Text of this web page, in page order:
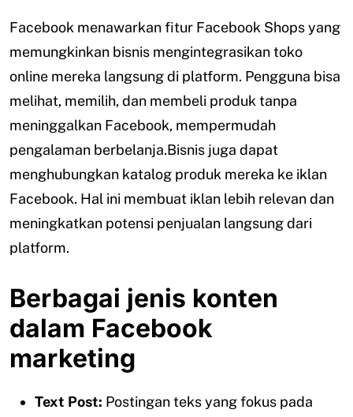
Facebook menawarkan fitur Facebook Shops yang
memungkinkan bisnis mengintegrasikan toko
online mereka langsung di platform. Pengguna bisa
melihat, memilih, dan membeli produk tanpa
meninggalkan Facebook, mempermudah
pengalaman berbelanja.Bisnis juga dapat
menghubungkan katalog produk mereka ke iklan
Facebook. Hal ini membuat iklan lebih relevan dan
meningkatkan potensi penjualan langsung dari
platform.
Berbagai jenis konten
dalam Facebook
marketing
Text Post: Postingan teks yang fokus pada